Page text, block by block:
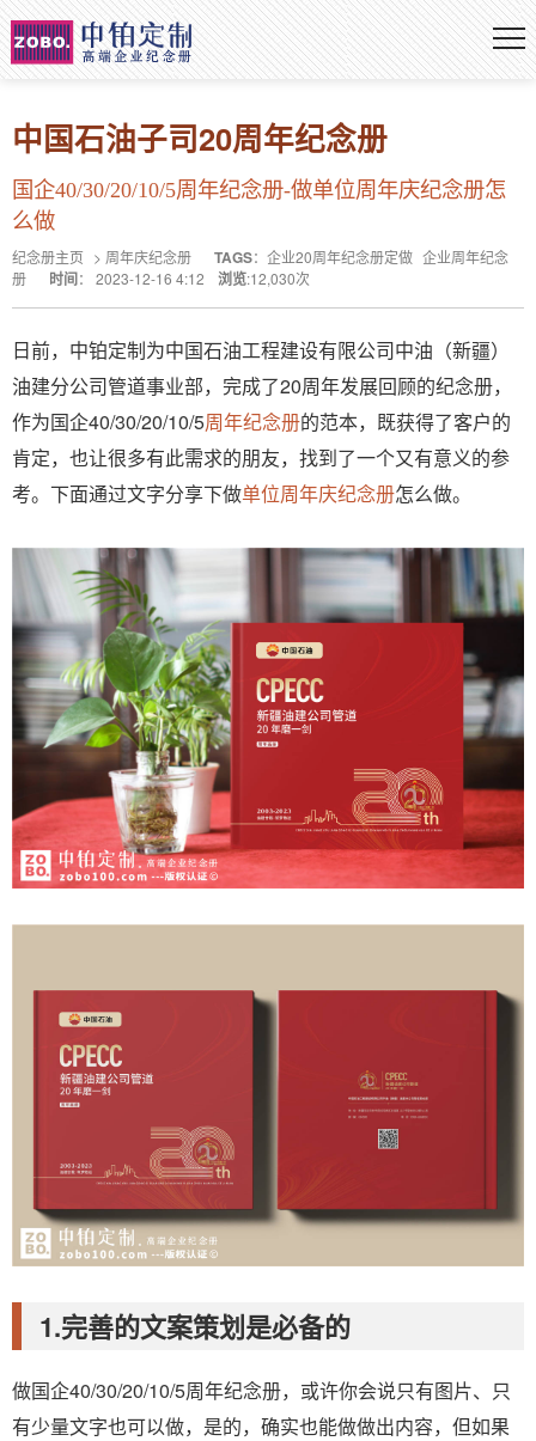
中国石油子司20周年纪念册
国企40/30/20/10/5周年纪念册-做单位周年庆纪念册怎
么做
纪念册主页 > 周年庆纪念册 TAGS： 企业20周年纪念册定做 企业周年纪念
册
时间： 2023-12-16 4:12 浏览:12,030次
日前，中铂定制为中国石油工程建设有限公司中油（新疆）
油建分公司管道事业部，完成了20周年发展回顾的纪念册，
作为国企40/30/20/10/5周年纪念册的范本，既获得了客户的
肯定，也让很多有此需求的朋友，找到了一个又有意义的参
考。下面通过文字分享下做单位周年庆纪念册怎么做。
1.完善的文案策划是必备的
做国企40/30/20/10/5周年纪念册，或许你会说只有图片、只
有少量文字也可以做，是的，确实也能做做出内容，但如果